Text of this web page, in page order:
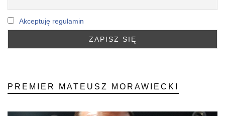
Akceptuję regulamin
PREMIER MATEUSZ MORAWIECKI